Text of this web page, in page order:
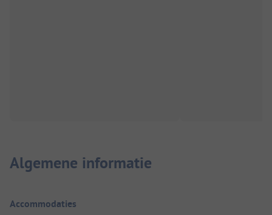
Algemene informatie
Accommodaties